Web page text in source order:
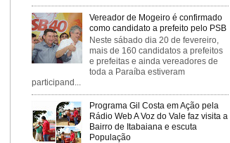
Vereador de Mogeiro é confirmado
como candidato a prefeito pelo PSB
Neste sábado dia 20 de fevereiro,
mais de 160 candidatos a prefeitos
e prefeitas e ainda vereadores de
toda a Paraíba estiveram
participand...
Programa Gil Costa em Ação pela
Rádio Web A Voz do Vale faz visita a
Bairro de Itabaiana e escuta
População